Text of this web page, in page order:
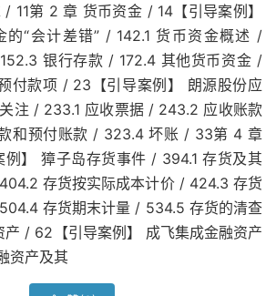
11第 2 章 货币资金 / 14【引导案例】
的“会计差错” / 142.1 货币资金概述 /
银行存款 / 172.4 其他货币资金 /
付款项 / 23【引导案例】 朗源股份应
注 / 233.1 应收票据 / 243.2 应收账款
和预付账款 / 323.4 坏账 / 33第 4 章
】 獐子岛存货事件 / 394.1 存货及其
存货按实际成本计价 / 424.3 存货
存货期末计量 / 534.5 存货的清查
/ 62【引导案例】 成飞集成金融资产
资产及其